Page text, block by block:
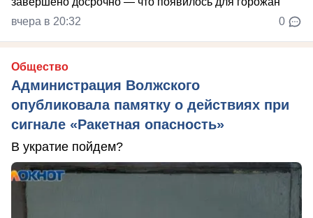
вчера в 20:32 0
Общество
Администрация Волжского
опубликовала памятку о действиях при
сигнале «Ракетная опасность»
В укратие пойдем?